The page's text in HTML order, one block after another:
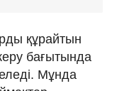
құрайтын
бағытында
Мұнда